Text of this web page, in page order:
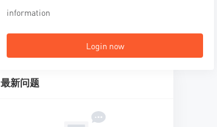
information
Login now
最新问题